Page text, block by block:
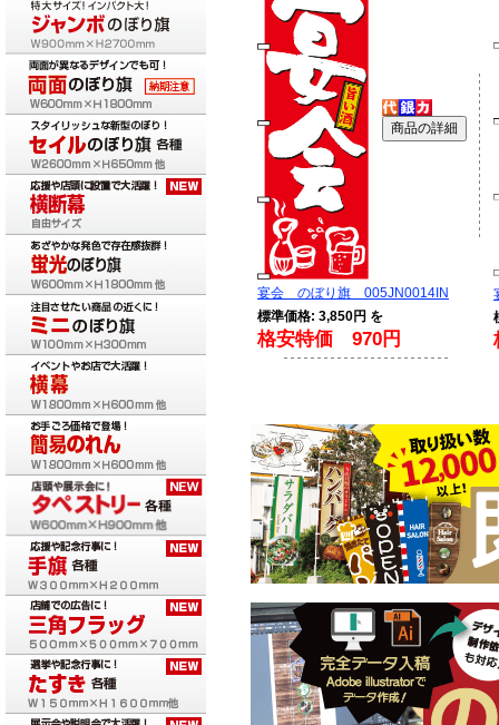
宴会 のぼり旗 005JN0014IN
標準価格: 3,850円 を
格安特価 970円